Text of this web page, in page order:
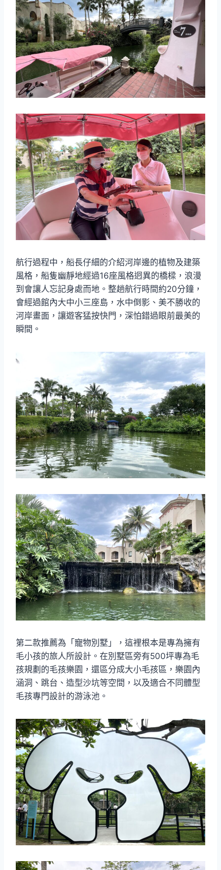
航行過程中，船長仔細的介紹河岸邊的植物及建築
風格，船隻幽靜地經過16座風格迥異的橋樑，浪漫
到會讓人忘記身處而地。整趟航行時間約20分鐘，
會經過館內大中小三座島，水中倒影、美不勝收的
河岸畫面，讓遊客猛按快門，深怕錯過眼前最美的
瞬間。
第二款推薦為「寵物別墅」，這裡根本是專為擁有
毛小孩的旅人所設計。在別墅區旁有500坪專為毛
孩規劃的毛孩樂園，還區分成大小毛孩區，樂園內
涵洞、跳台、造型沙坑等空間，以及適合不同體型
毛孩專門設計的游泳池。